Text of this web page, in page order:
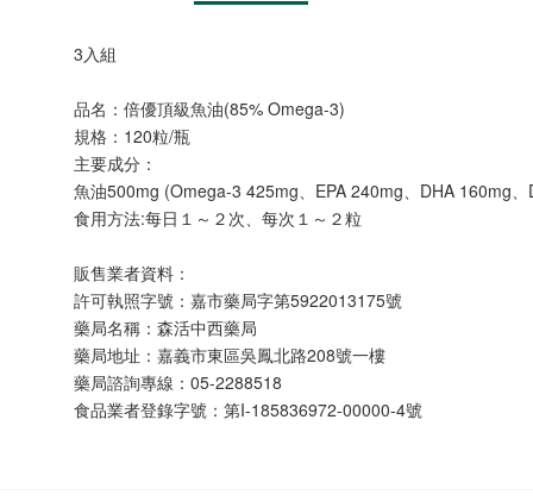
3入組
品名：倍優頂級魚油(85% Omega-3)
規格：120粒/瓶
主要成分：
魚油500mg (Omega-3 425mg、EPA 240mg、DHA 160mg、
食用方法:每日１～２次、每次１～２粒
販售業者資料：
許可執照字號：嘉市藥局字第5922013175號
藥局名稱：森活中西藥局
藥局地址：嘉義市東區吳鳳北路208號一樓
藥局諮詢專線：05-2288518
食品業者登錄字號：第I-185836972-00000-4號